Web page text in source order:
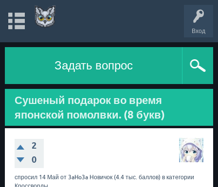
Вход
Задать вопрос
Сушеный подарок во время
японской помолвки. (8 букв)
2
0
спросил 14 Май от 3aHo3a Новичок (4.4 тыс. баллов) в категории